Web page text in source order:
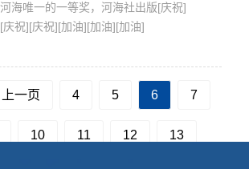
河海唯一的一等奖，河海社出版[庆祝]
[庆祝][庆祝][加油][加油][加油]
上一页 4 5 6 7
10 11 12 13